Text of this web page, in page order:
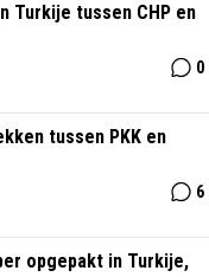
Turkije tussen CHP en
0
tussen PKK en
6
opgepakt in Turkije,